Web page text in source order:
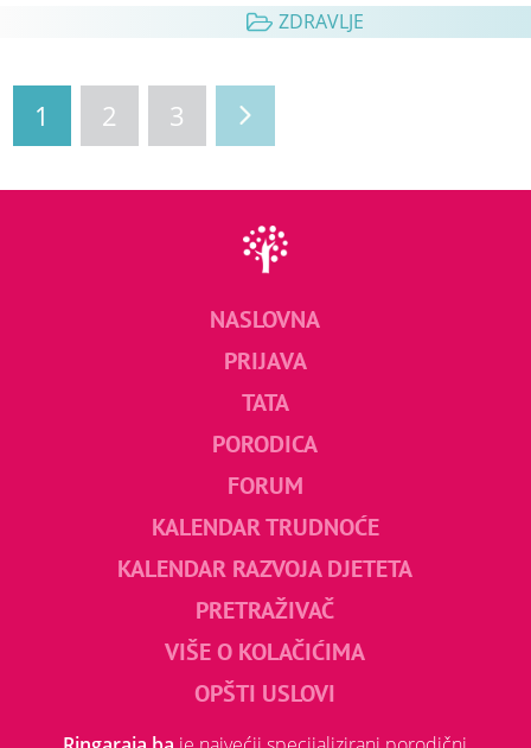
ZDRAVLJE
1 2 3
NASLOVNA
PRIJAVA
TATA
PORODICA
FORUM
KALENDAR TRUDNOĆE
KALENDAR RAZVOJA DJETETA
PRETRAŽIVAČ
VIŠE O KOLAČIĆIMA
OPŠTI USLOVI